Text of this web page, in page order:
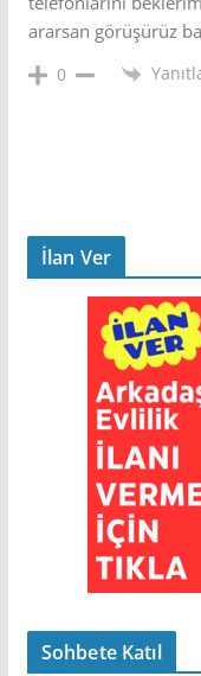
ararsan görüşürüz
0
İlan Ver
Sohbete Katıl